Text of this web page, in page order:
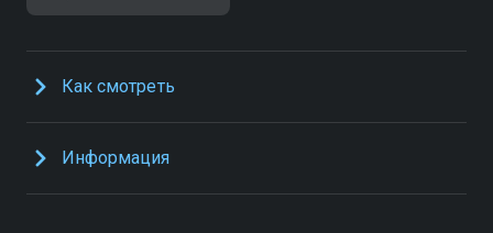
Как смотреть
Информация